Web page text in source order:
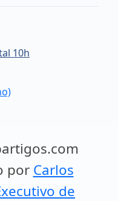
10h
por Carlos
de